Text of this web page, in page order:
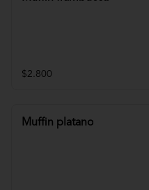
$2.800
Muffin platano